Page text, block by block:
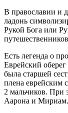
В православии и
ладонь
Рукой Бога или
Есть легенда о
Еврейский
была старшей
плена еврейским
2 мальчиков. При
Аарона и Мириам.